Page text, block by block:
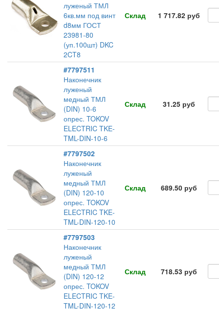
луженый ТМЛ
6кв.мм под винт
d8мм ГОСТ
23981-80
(уп.100шт) DKC
2CT8
Склад 1 717.82 руб
#7797511
Наконечник
луженый
медный ТМЛ
(DIN) 10-6
опрес. TOKOV
ELECTRIC TKE-
TML-DIN-10-6
Склад 31.25 руб
#7797502
Наконечник
луженый
медный ТМЛ
(DIN) 120-10
опрес. TOKOV
ELECTRIC TKE-
TML-DIN-120-10
Склад 689.50 руб
#7797503
Наконечник
луженый
медный ТМЛ
(DIN) 120-12
опрес. TOKOV
ELECTRIC TKE-
TML-DIN-120-12
Склад 718.53 руб